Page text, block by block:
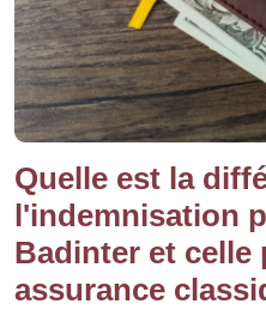
Quelle est la
l'indemnisation
Badinter et celle
assurance